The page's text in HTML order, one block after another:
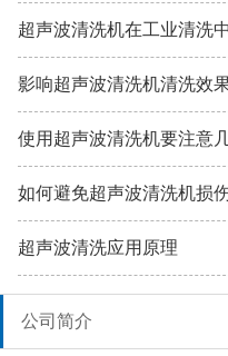
超声波清洗机在工业清洗
影响超声波清洗机清洗效
使用超声波清洗机要注意
如何避免超声波清洗机损
超声波清洗应用原理
公司简介